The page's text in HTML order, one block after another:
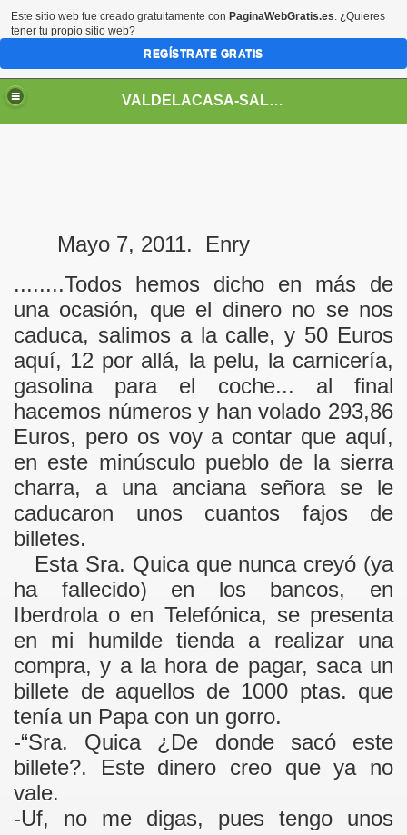
VALDELACASA-SALAMANCA
Mayo 7, 2011. Enry
........Todos hemos dicho en más de
una ocasión, que el dinero no se nos
caduca, salimos a la calle, y 50 Euros
aquí, 12 por allá, la pelu, la carnicería,
gasolina para el coche... al final
hacemos números y han volado 293,86
Euros, pero os voy a contar que aquí,
en este minúsculo pueblo de la sierra
charra, a una anciana señora se le
caducaron unos cuantos fajos de
billetes.
Esta Sra. Quica que nunca creyó (ya
ha fallecido) en los bancos, en
Iberdrola o en Telefónica, se presenta
en mi humilde tienda a realizar una
compra, y a la hora de pagar, saca un
billete de aquellos de 1000 ptas. que
tenía un Papa con un gorro.
-“Sra. Quica ¿De donde sacó este
billete?. Este dinero creo que ya no
vale.
-Uf, no me digas, pues tengo unos
Nieto
el Valle
PLATA
Agricultura del municipio de Valdelacasa.
Este sitio web fue creado gratuitamente con PaginaWebGratis.es. ¿Quieres
tener tu propio sitio web?
REGÍSTRATE GRATIS